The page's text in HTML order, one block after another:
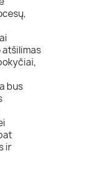
atšilimas
bus
ir